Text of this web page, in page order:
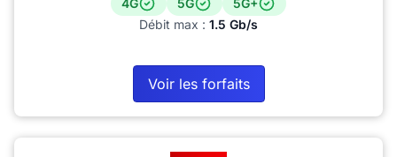
4G 5G
5G+
Débit max : 1.5 Gb/s
Voir les forfaits